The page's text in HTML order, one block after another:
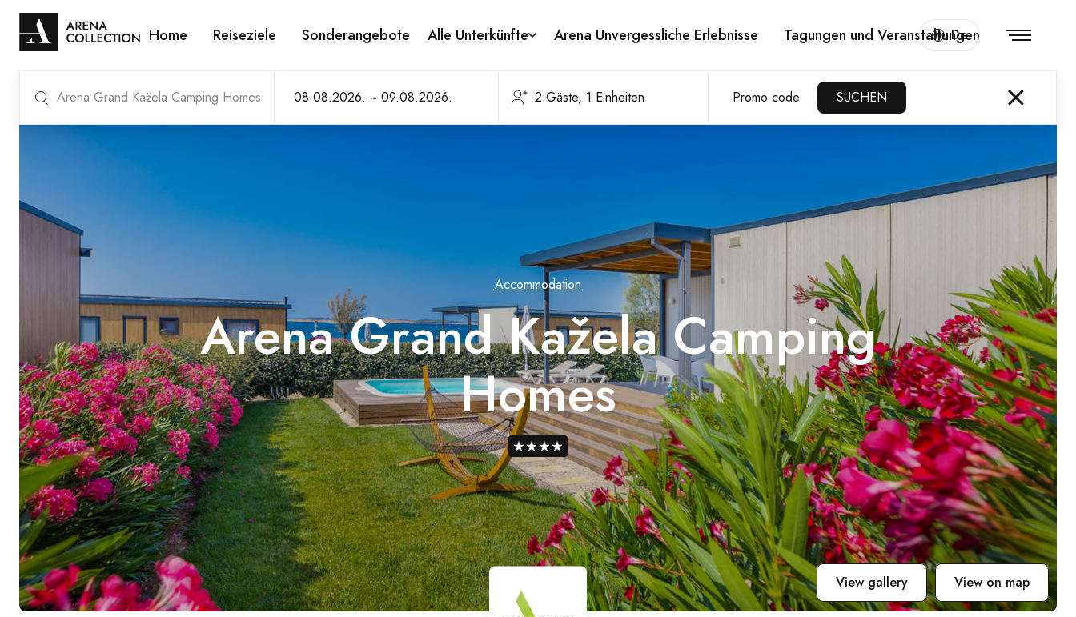
Home Reiseziele Sonderangebote Alle Unterkünfte Arena Unvergessliche Erlebnisse Tagungen und Veranstaltungen
De
Arena Grand Kažela Camping Homes Promo code SUCHEN
View gallery View on map
Accommodation
Arena Grand Kažela Camping
Homes